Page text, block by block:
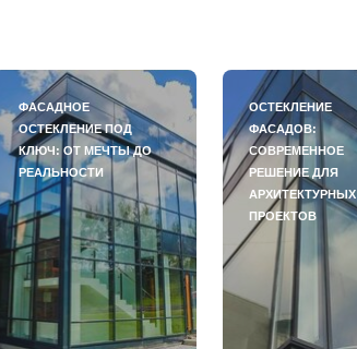
ФАСАДНОЕ
ОСТЕКЛЕНИЕ ПОД
КЛЮЧ: ОТ МЕЧТЫ ДО
РЕАЛЬНОСТИ
ОСТЕКЛЕНИЕ
ФАСАДОВ:
СОВРЕМЕННОЕ
РЕШЕНИЕ ДЛЯ
АРХИТЕКТУРНЫХ
ПРОЕКТОВ